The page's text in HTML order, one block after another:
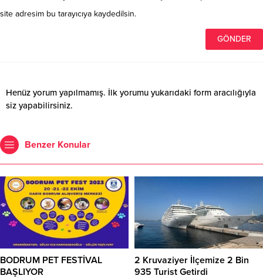
site adresim bu tarayıcıya kaydedilsin.
Henüz yorum yapılmamış. İlk yorumu yukarıdaki form aracılığıyla
siz yapabilirsiniz.
Benzer Konular
BODRUM PET FESTİVAL
BAŞLIYOR
2 Kruvaziyer İlçemize 2 Bin
935 Turist Getirdi